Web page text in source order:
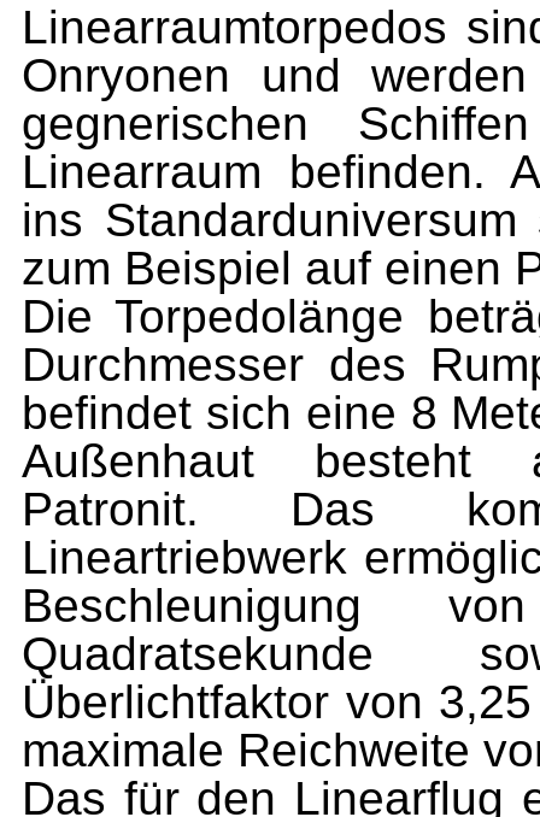
Linearraumtorpedos
Onryonen und
gegnerischen
Linearraum befinden.
ins
zum Beispiel auf einen
Die Torpedolänge
Durchmesser des
befindet sich eine 8
Außenhaut besteht
Patronit. Das
Lineartriebwerk
Beschleunigung
Quadratsekunde
Überlichtfaktor von
maximale Reichweite
Das für den Linearflug